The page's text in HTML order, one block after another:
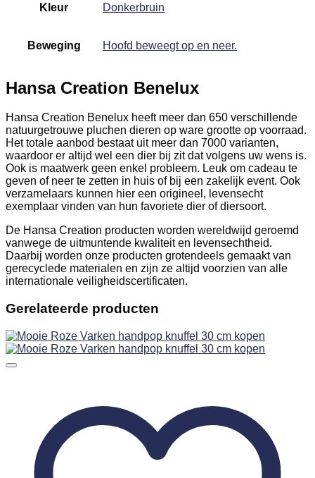
Kleur Donkerbruin
Beweging Hoofd beweegt op en neer.
Hansa Creation Benelux
Hansa Creation Benelux heeft meer dan 650 verschillende
natuurgetrouwe pluchen dieren op ware grootte op voorraad.
Het totale aanbod bestaat uit meer dan 7000 varianten,
waardoor er altijd wel een dier bij zit dat volgens uw wens is.
Ook is maatwerk geen enkel probleem. Leuk om cadeau te
geven of neer te zetten in huis of bij een zakelijk event. Ook
verzamelaars kunnen hier een origineel, levensecht
exemplaar vinden van hun favoriete dier of diersoort.
De Hansa Creation producten worden wereldwijd geroemd
vanwege de uitmuntende kwaliteit en levensechtheid.
Daarbij worden onze producten grotendeels gemaakt van
gerecyclede materialen en zijn ze altijd voorzien van alle
internationale veiligheidscertificaten.
Gerelateerde producten